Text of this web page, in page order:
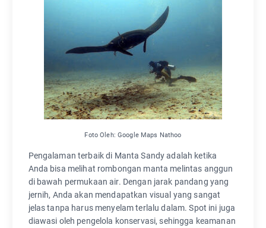
Foto Oleh: Google Maps Nathoo
Pengalaman terbaik di Manta Sandy adalah ketika
Anda bisa melihat rombongan manta melintas anggun
di bawah permukaan air. Dengan jarak pandang yang
jernih, Anda akan mendapatkan visual yang sangat
jelas tanpa harus menyelam terlalu dalam. Spot ini juga
diawasi oleh pengelola konservasi, sehingga keamanan